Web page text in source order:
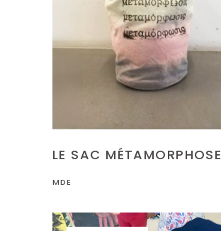
LE SAC MÉTAMORPHOSE
MDE